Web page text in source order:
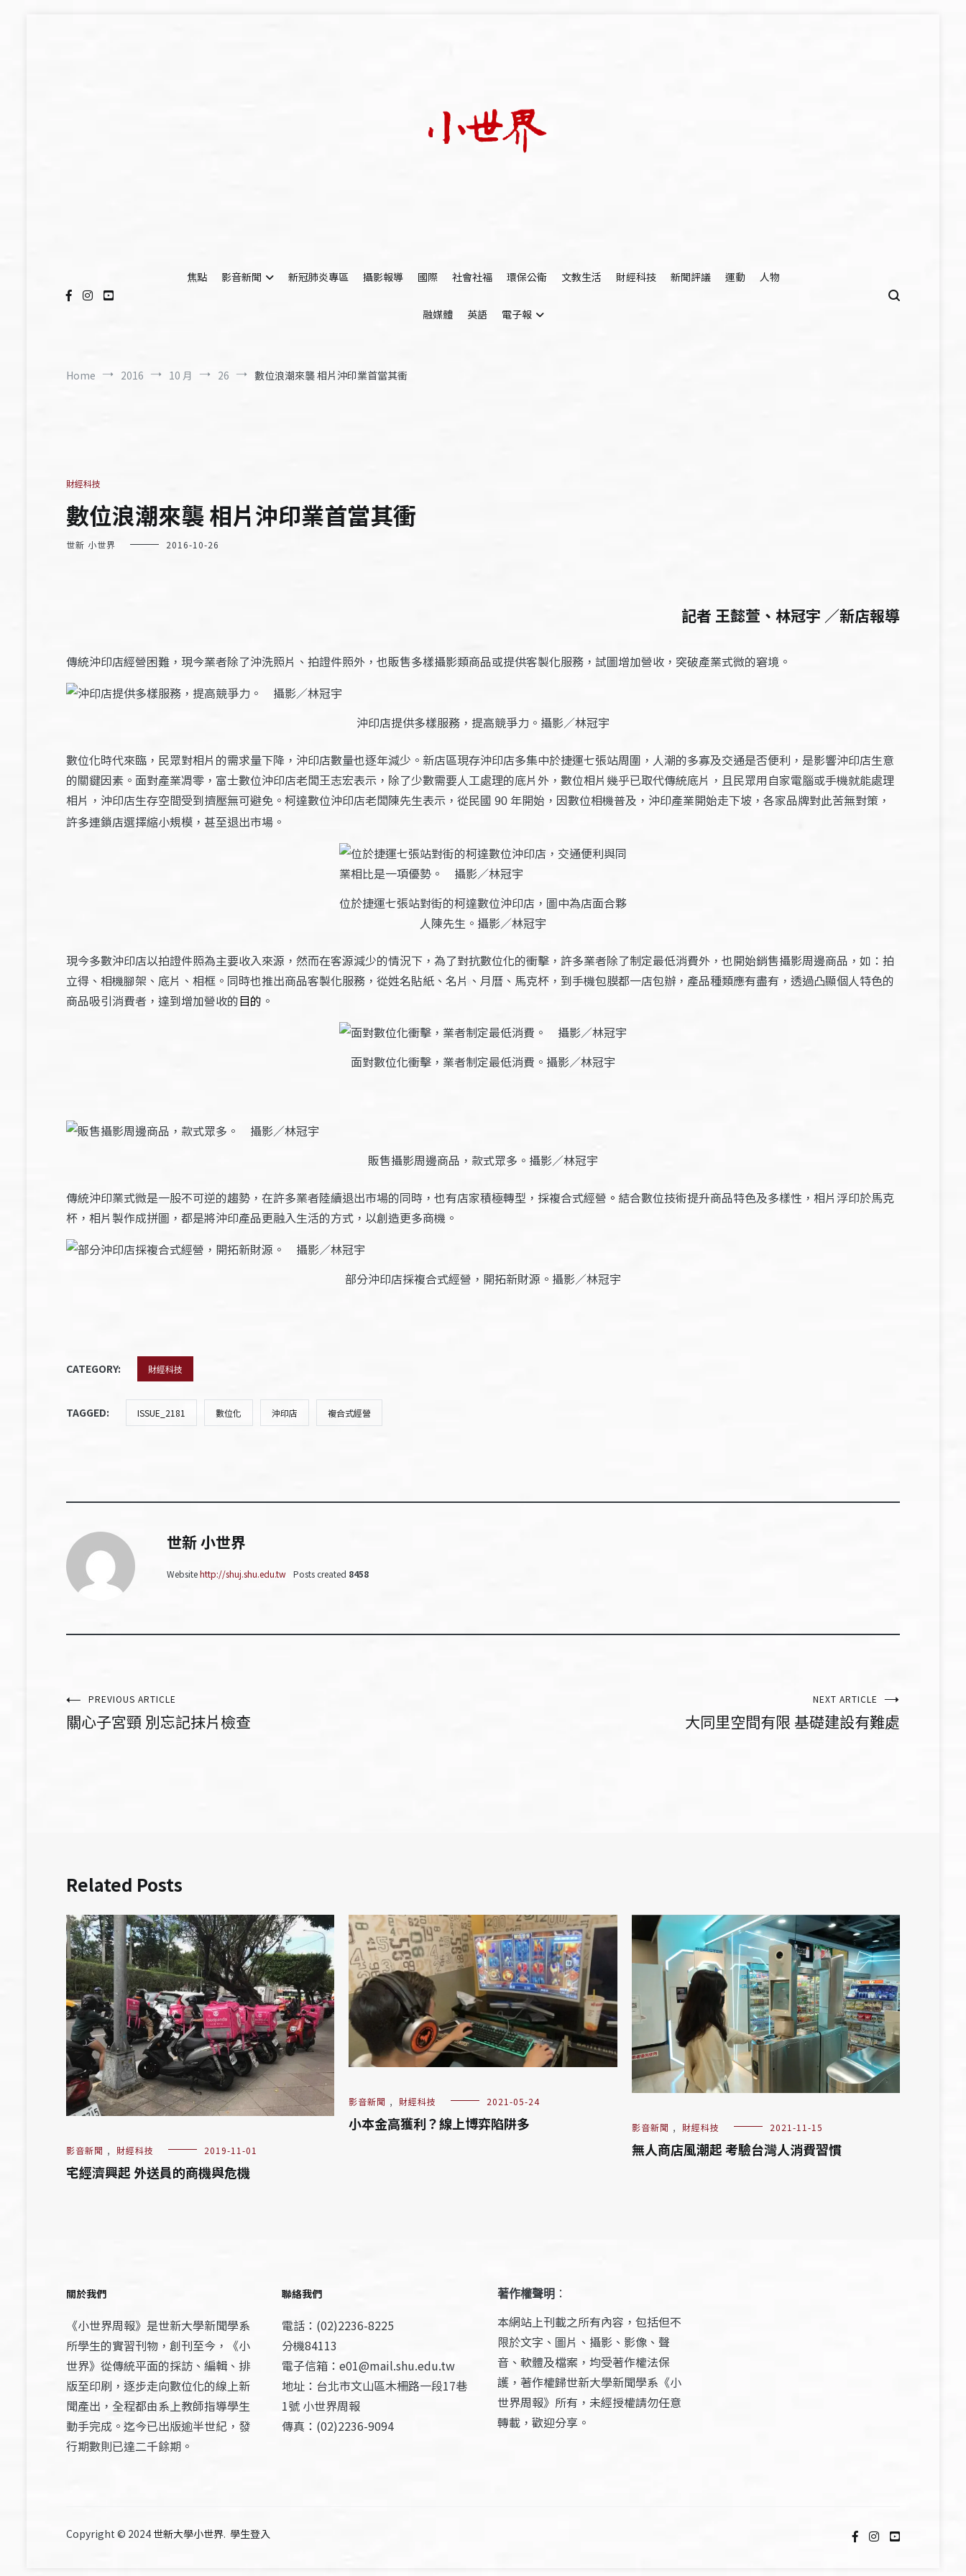
焦點
影音新聞 新冠肺炎專區 攝影報導 國際 社會社福 環保公衛 文教生活 財經科技 新聞評議 運動 人物
融媒體 英語 電子報
Home 2016 10 月 26 數位浪潮來襲 相片沖印業首當其衝
財經科技
數位浪潮來襲 相片沖印業首當其衝
世新 小世界 2016-10-26
記者 王懿萱、林冠宇 ／新店報導
傳統沖印店經營困難，現今業者除了沖洗照片、拍證件照外，也販售多樣攝影類商品或提供客製化服務，試圖增加營收，突破產業式微的窘境。
沖印店提供多樣服務，提高競爭力。攝影／林冠宇
數位化時代來臨，民眾對相片的需求量下降，沖印店數量也逐年減少。新店區現存沖印店多集中於捷運七張站周圍，人潮的多寡及交通是否便利，是影響沖印店生意
的關鍵因素。面對產業凋零，富士數位沖印店老闆王志宏表示，除了少數需要人工處理的底片外，數位相片幾乎已取代傳統底片，且民眾用自家電腦或手機就能處理
相片，沖印店生存空間受到擠壓無可避免。柯達數位沖印店老闆陳先生表示，從民國 90 年開始，因數位相機普及，沖印產業開始走下坡，各家品牌對此苦無對策，
許多連鎖店選擇縮小規模，甚至退出市場。
位於捷運七張站對街的柯達數位沖印店，圖中為店面合夥
人陳先生。攝影／林冠宇
現今多數沖印店以拍證件照為主要收入來源，然而在客源減少的情況下，為了對抗數位化的衝擊，許多業者除了制定最低消費外，也開始銷售攝影周邊商品，如：拍
立得、相機腳架、底片、相框。同時也推出商品客製化服務，從姓名貼紙、名片、月曆、馬克杯，到手機包膜都一店包辦，產品種類應有盡有，透過凸顯個人特色的
商品吸引消費者，達到增加營收的目的 。
面對數位化衝擊，業者制定最低消費。攝影／林冠宇
販售攝影周邊商品，款式眾多。攝影／林冠宇
傳統沖印業式微是一股不可逆的趨勢，在許多業者陸續退出市場的同時，也有店家積極轉型，採複合式經營 。 結合數位技術提升商品特色及多樣性，相片浮印於馬克
杯，相片製作成拼圖，都是將沖印產品更融入生活的方式，以創造更多商機。
部分沖印店採複合式經營，開拓新財源。攝影／林冠宇
CATEGORY: 財經科技
TAGGED: ISSUE_2181 數位化 沖印店 複合式經營
世新 小世界
Websitehttp://shuj.shu.edu.tw Posts created 8458
文PREVIOUS ARTICLE
關心子宮頸 別忘記抹片檢查
NEXT ARTICLE
大同里空間有限 基礎建設有難處
Related Posts
影音新聞 , 財經科技 2019-11-01
宅經濟興起 外送員的商機與危機
影音新聞 , 財經科技 2021-05-24
小本金高獲利？線上博弈陷阱多 影音新聞 , 財經科技 2021-11-15
無人商店風潮起 考驗台灣人消費習慣
關於我們
《小世界周報》是世新大學新聞學系
所學生的實習刊物，創刊至今，《小
世界》從傳統平面的採訪、編輯、排
版至印刷，逐步走向數位化的線上新
聞產出，全程都由系上教師指導學生
動手完成。迄今已出版逾半世紀，發
行期數則已達二千餘期。
聯絡我們
電話：(02)2236-8225
分機84113
電子信箱：e01@mail.shu.edu.tw
地址：台北市文山區木柵路一段17巷
1號 小世界周報
傳真：(02)2236-9094
著作權聲明 ：
本網站上刊載之所有內容，包括但不
限於文字、圖片、攝影、影像、聲
音、軟體及檔案，均受著作權法保
護，著作權歸世新大學新聞學系《小
世界周報》所有，未經授權請勿任意
轉載，歡迎分享。
Copyright © 2024 世新大學小世界. 學生登入